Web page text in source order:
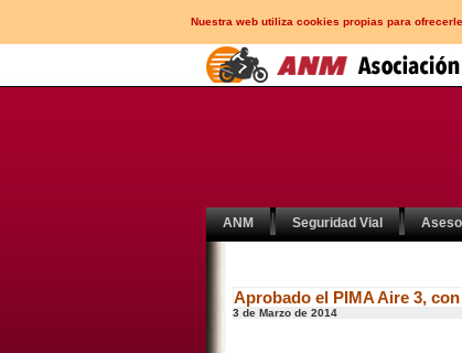
Nuestra web utiliza cookies propias para
ANM Seguridad Vial
Aprobado el PIMA Aire 3,
3 de Marzo de 2014